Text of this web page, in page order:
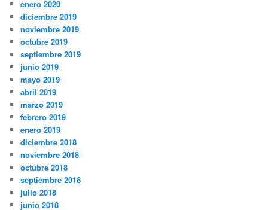
enero 2020
diciembre 2019
noviembre 2019
octubre 2019
septiembre 2019
junio 2019
mayo 2019
abril 2019
marzo 2019
febrero 2019
enero 2019
diciembre 2018
noviembre 2018
octubre 2018
septiembre 2018
julio 2018
junio 2018